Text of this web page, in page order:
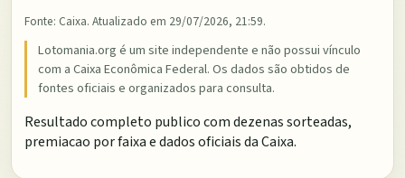
Fonte: Caixa. Atualizado em 29/07/2026, 21:59.
Lotomania.org é um site independente e não possui vínculo
com a Caixa Econômica Federal. Os dados são obtidos de
fontes oficiais e organizados para consulta.
Resultado completo publico com dezenas sorteadas,
premiacao por faixa e dados oficiais da Caixa.